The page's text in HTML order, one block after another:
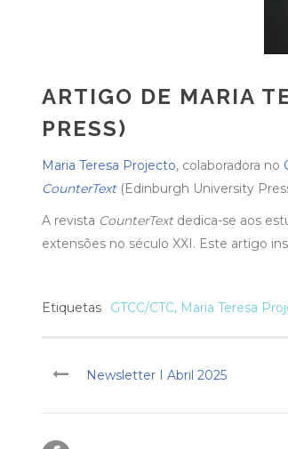
ARTIGO DE MARIA
PRESS)
Maria Teresa Projecto, colaboradora no
CounterText(Edinburgh University
A revista CounterTextdedica-se aos
extensões no século XXI. Este artigo
Etiquetas GTCC/CTC, Maria Teresa
Newsletter I Abril 2025